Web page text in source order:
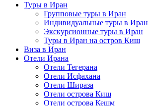
Туры в Иран
Групповые туры в Иран
Индивидуальные туры в Иран
Экскурсионные туры в Иран
Туры в Иран на остров Киш
Виза в Иран
Отели Ирана
Отели Тегерана
Отели Исфахана
Отели Шираза
Отели острова Киш
Отели острова Кешм